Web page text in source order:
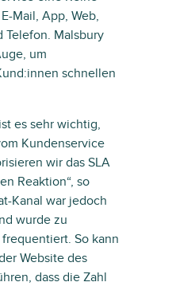
Mail, App, Web,
Telefon. Malsbury
um
schnellen
es sehr wichtig,
Kundenservice
wir das SLA
Reaktion“, so
Kanal war jedoch
wurde zu
So kann
Website des
dass die Zahl